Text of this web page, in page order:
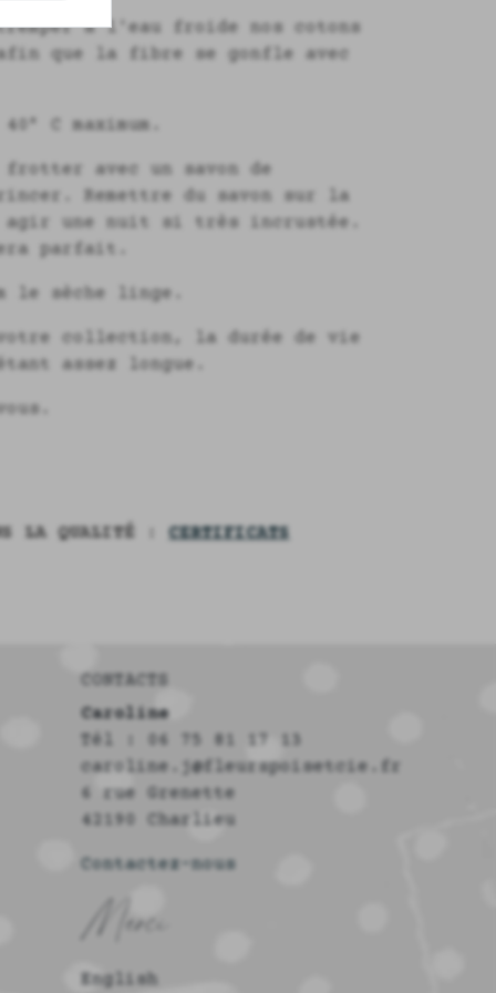
à l'eau froide nos cotons
que la fibre se gonfle avec
C maximum.
frotter avec un savon de
Remettre du savon sur la
une nuit si très incrustée.
parfait.
le sèche linge.
votre collection, la durée de vie
assez longue.
LA QUALITÉ : CERTIFICATS
CONTACTS
Caroline
Tél : 06 75 81 17 13
caroline.j@fleurspoisetcie.fr
6 rue Grenette
42190 Charlieu
Contactez-nous
Merci
English